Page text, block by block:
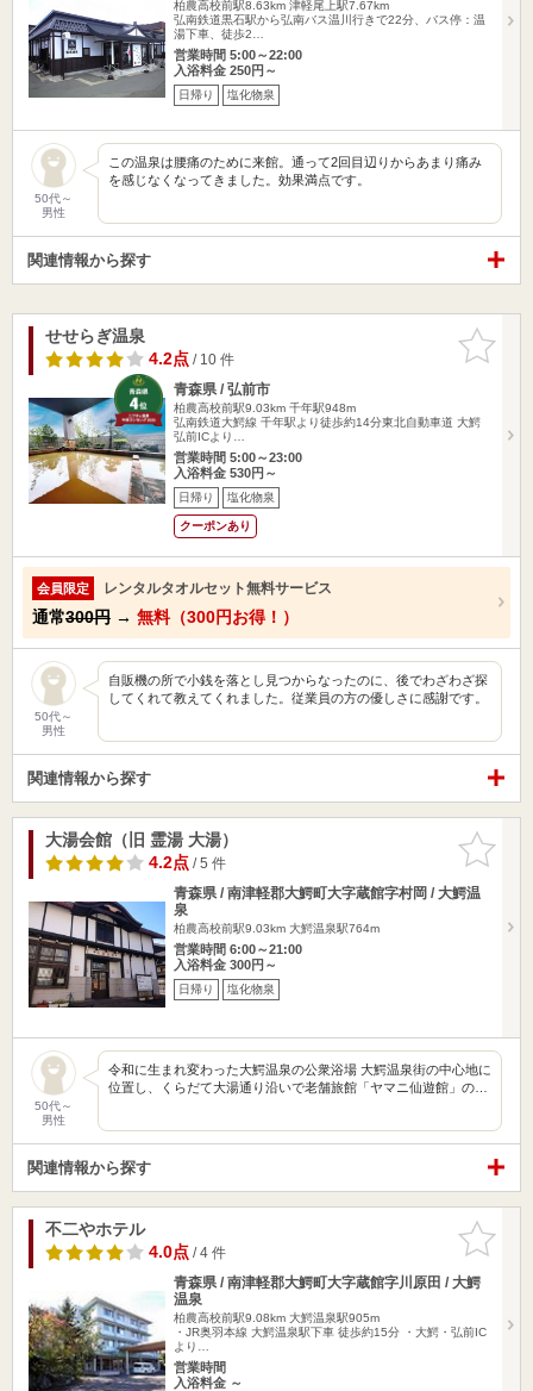
柏農高校前駅8.63km 津軽尾上駅7.67km
弘南鉄道黒石駅から弘南バス温川行きで22分、バス停：温
湯下車、徒歩2…
営業時間 5:00～22:00
入浴料金 250円～
日帰り 塩化物泉
50代～
男性
この温泉は腰痛のために来館。通って2回目辺りからあまり痛み
を感じなくなってきました。効果満点です。
関連情報から探す
お気に入
りに追加
せせらぎ温泉
4.2点/ 10 件
青森県 / 弘前市
柏農高校前駅9.03km 千年駅948m
弘南鉄道大鰐線 千年駅より徒歩約14分東北自動車道 大鰐
弘前ICより…
営業時間 5:00～23:00
入浴料金 530円～
日帰り 塩化物泉
クーポンあり
会員限定 レンタルタオルセット無料サービス
通常300円 → 無料（300円お得！）
50代～
男性
自販機の所で小銭を落とし見つからなったのに、後でわざわざ探
してくれて教えてくれました。従業員の方の優しさに感謝です。
関連情報から探す
お気に入
りに追加
大湯会館（旧 霊湯 大湯）
4.2点/ 5 件
青森県 / 南津軽郡大鰐町大字蔵館字村岡 / 大鰐温
泉
柏農高校前駅9.03km 大鰐温泉駅764m
営業時間 6:00～21:00
入浴料金 300円～
日帰り 塩化物泉
50代～
男性
令和に生まれ変わった大鰐温泉の公衆浴場 大鰐温泉街の中心地に
位置し、くらだて大湯通り沿いで老舗旅館「ヤマニ仙遊館」の…
関連情報から探す
お気に入
りに追加
不二やホテル
4.0点/ 4 件
青森県 / 南津軽郡大鰐町大字蔵館字川原田 / 大鰐
温泉
柏農高校前駅9.08km 大鰐温泉駅905m
・JR奥羽本線 大鰐温泉駅下車 徒歩約15分 ・大鰐・弘前IC
より…
営業時間
入浴料金 ～